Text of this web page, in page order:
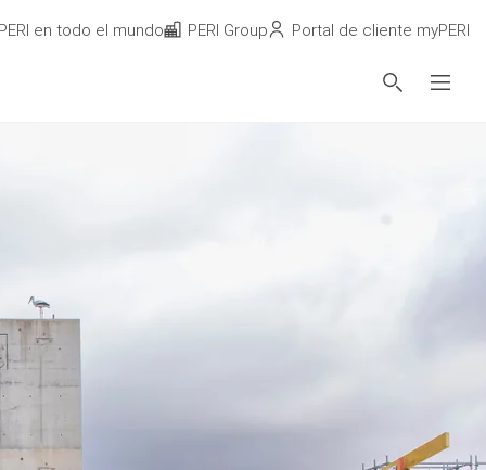
PERI en todo el mundo PERI Group Portal de cliente myPERI